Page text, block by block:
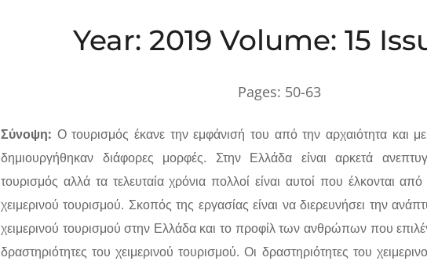
Year: 2019 Volume: 15
Pages: 50-63
Σύνοψη: Ο τουρισμός έκανε την εμφάνισή του από την αρχαιότητα και
δημιουργήθηκαν διάφορες μορφές. Στην Ελλάδα είναι αρκετά
τουρισμός αλλά τα τελευταία χρόνια πολλοί είναι αυτοί που έλκονται από
χειμερινού τουρισμού. Σκοπός της εργασίας είναι να διερευνήσει την
χειμερινού τουρισμού στην Ελλάδα και το προφίλ των ανθρώπων που
δραστηριότητες του χειμερινού τουρισμού. Οι δραστηριότητες του